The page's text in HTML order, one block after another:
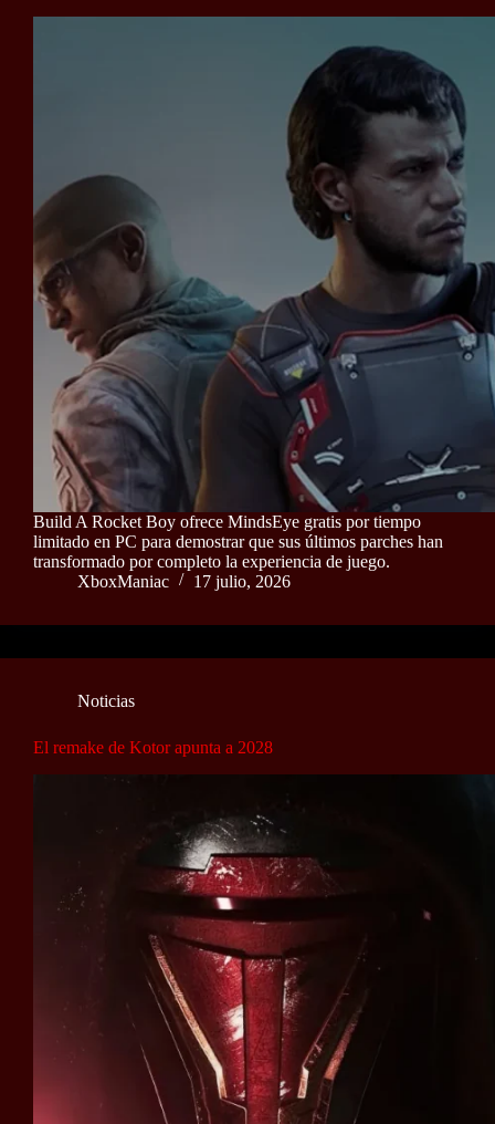
Build A Rocket Boy ofrece MindsEye gratis por tiempo
limitado en PC para demostrar que sus últimos parches han
transformado por completo la experiencia de juego.
XboxManiac
17 julio, 2026
Noticias
El remake de Kotor apunta a 2028